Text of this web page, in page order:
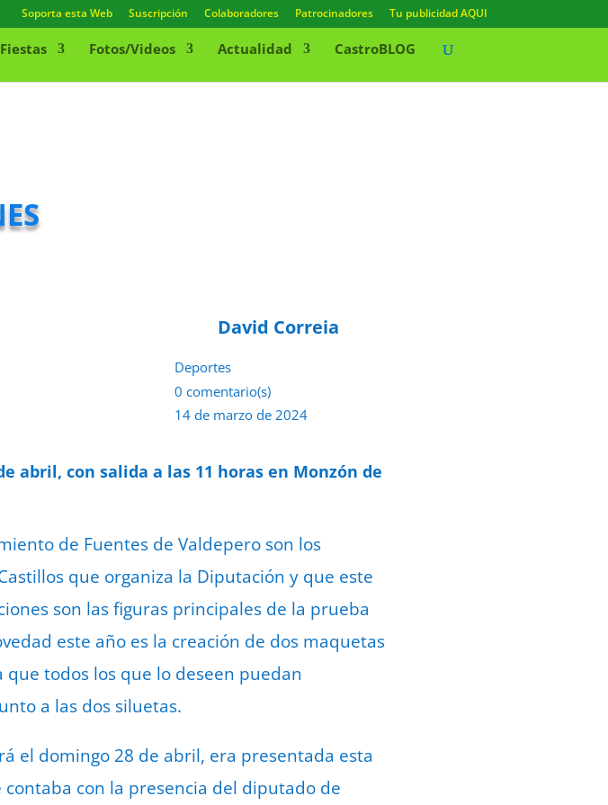
Soporta esta Web Suscripción Colaboradores Patrocinadores Tu publicidad AQUI
Fiestas Fotos/Videos Actualidad CastroBLOG
David Correia
Deportes
0 comentario(s)
14 de marzo de 2024
abril, con salida a las 11 horas en Monzón de
de Fuentes de Valdepero son los
que organiza la Diputación y que este
son las figuras principales de la prueba
este año es la creación de dos maquetas
todos los que lo deseen puedan
a las dos siluetas.
el domingo 28 de abril, era presentada esta
con la presencia del diputado de